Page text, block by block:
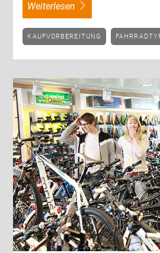
weiterlesen
KAUFVORBEREITUNG